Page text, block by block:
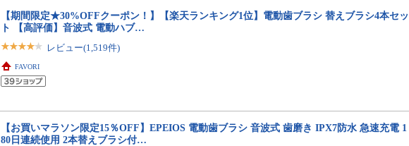
【期間限定★30%OFFクーポン！】【楽天ランキング1位】電動歯ブラシ 替えブラシ4本セッ
ト 【高評価】音波式 電動ハブ…
レビュー(1,519件)
FAVORI
【お買いマラソン限定15％OFF】EPEIOS 電動歯ブラシ 音波式 歯磨き IPX7防水 急速充電 1
80日連続使用 2本替えブラシ付…